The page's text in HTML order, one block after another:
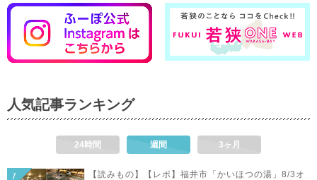
人気記事ランキング
24時間 週間 3ヶ月
【読みもの】【レポ】福井市「かいほつの湯」8/3オ